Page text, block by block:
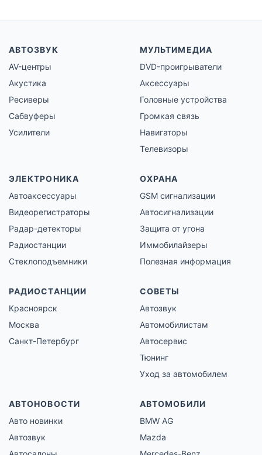
АВТОЗВУК
AV-центры
Акустика
Ресиверы
Сабвуферы
Усилители
МУЛЬТИМЕДИА
DVD-проигрыватели
Аксессуары
Головные устройства
Громкая связь
Навигаторы
Телевизоры
ЭЛЕКТРОНИКА
Автоаксессуары
Видеорегистраторы
Радар-детекторы
Радиостанции
Стеклоподъемники
ОХРАНА
GSM сигнализации
Автосигнализации
Защита от угона
Иммобилайзеры
Полезная информация
РАДИОСТАНЦИИ
Красноярск
Москва
Санкт-Петербург
СОВЕТЫ
Автозвук
Автомобилистам
Автосервис
Тюнинг
Уход за автомобилем
АВТОНОВОСТИ
Авто новинки
Автозвук
АВТОМОБИЛИ
BMW AG
Mazda